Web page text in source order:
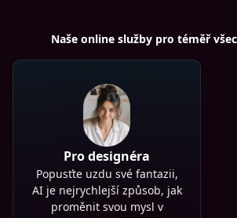
Naše online služby pro téměř
Pro designéra
Popusťte uzdu své fantazii,
AI je nejrychlejší způsob, jak
proměnit svou mysl v